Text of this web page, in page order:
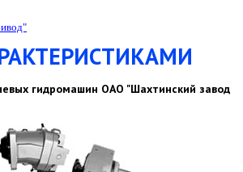
гидромашин ОАО "Шахтинский завод